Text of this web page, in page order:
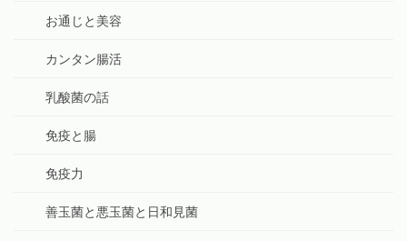
お通じと美容
カンタン腸活
乳酸菌の話
免疫と腸
免疫力
善玉菌と悪玉菌と日和見菌